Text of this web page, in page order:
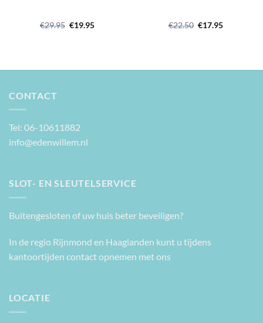
€29.95 Oorspronkelijke
€19.95Huidige
€22.50 Oorspronkelijke
€17.95Huidige
CONTACT
Tel: 06-10611882
info@edenwillem.nl
SLOT- EN SLEUTELSERVICE
Buitengesloten of uw huis beter beveiligen?
In de regio Rijnmond en Haaglanden kunt u tijdens
kantoortijden contact opnemen met ons
LOCATIE